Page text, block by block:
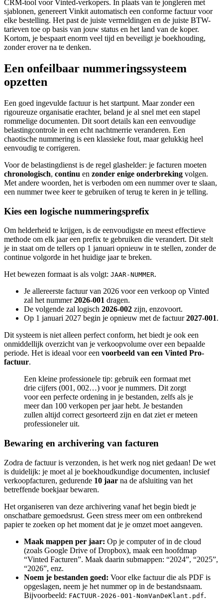
CRM-tool voor Vinted-verkopers. In plaats van te jongleren met
sjablonen, genereert Vinkit automatisch een conforme factuur voor
elke bestelling. Het past de juiste vermeldingen en de juiste BTW-
tarieven toe op basis van jouw status en het land van de koper.
Kortom, je bespaart enorm veel tijd en beveiligt je boekhouding,
zonder erover na te denken.
Een onfeilbaar nummeringssysteem
opzetten
Een goed ingevulde factuur is het startpunt. Maar zonder een
rigoureuze organisatie erachter, beland je al snel met een stapel
rommelige documenten. Dit soort details kan een eenvoudige
belastingcontrole in een echt nachtmerrie veranderen. Een
chaotische nummering is een klassieke fout, maar gelukkig heel
eenvoudig te corrigeren.
Voor de belastingdienst is de regel glashelder: je facturen moeten
chronologisch, continu en zonder enige onderbreking volgen.
Met andere woorden, het is verboden om een nummer over te slaan,
een nummer twee keer te gebruiken of terug te keren in je telling.
Kies een logische nummeringsprefix
Om helderheid te krijgen, is de eenvoudigste en meest effectieve
methode om elk jaar een prefix te gebruiken die verandert. Dit stelt
je in staat om de tellers op 1 januari opnieuw in te stellen, zonder de
continue volgorde in het huidige jaar te breken.
Het bewezen formaat is als volgt: JAAR-NUMMER.
Je allereerste factuur van 2026 voor een verkoop op Vinted
zal het nummer2026-001 dragen.
De volgende zal logisch 2026-002 zijn, enzovoort.
Op 1 januari 2027 begin je opnieuw met de factuur2027-001.
Dit systeem is niet alleen perfect conform, het biedt je ook een
onmiddellijk overzicht van je verkoopvolume over een bepaalde
periode. Het is ideaal voor een voorbeeld van een Vinted Pro-
factuur.
Een kleine professionele tip: gebruik een formaat met
drie cijfers (001, 002…) voor je nummers. Dit zorgt
voor een perfecte ordening in je bestanden, zelfs als je
meer dan 100 verkopen per jaar hebt. Je bestanden
zullen altijd correct gesorteerd zijn en dat ziet er meteen
professioneler uit.
Bewaring en archivering van facturen
Zodra de factuur is verzonden, is het werk nog niet gedaan! De wet
is duidelijk: je moet al je boekhoudkundige documenten, inclusief
verkoopfacturen, gedurende 10 jaar na de afsluiting van het
betreffende boekjaar bewaren.
Het organiseren van deze archivering vanaf het begin biedt je
onschatbare gemoedsrust. Geen stress meer om een ontbrekend
papier te zoeken op het moment dat je je omzet moet aangeven.
Maak mappen per jaar: Op je computer of in de cloud
(zoals Google Drive of Dropbox), maak een hoofdmap
“Vinted Facturen”. Maak daarin submappen: “2024”, “2025”,
“2026”, enz.
Noem je bestanden goed: Voor elke factuur die als PDF is
opgeslagen, neem je het nummer op in de bestandsnaam.
Bijvoorbeeld: FACTUUR-2026-001-NomVanDeKlant.pdf.